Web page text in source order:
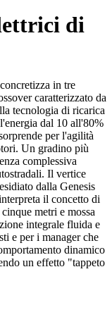
di
in tre
caratterizzato da
tecnologia di ricarica
dal 10 all'80%
per l'agilità
Un gradino più
complessiva
Il vertice
dalla Genesis
il concetto di
metri e mossa
integrale fluida e
e per i manager che
dinamico
un effetto "tappeto